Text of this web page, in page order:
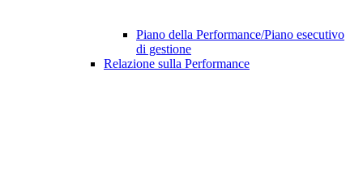
Piano della Performance/Piano esecutivo
di gestione
Relazione sulla Performance